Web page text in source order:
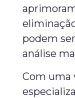
podem
análise
Com uma